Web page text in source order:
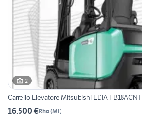
2
Carrello Elevatore Mitsubishi EDIA FB18ACNT
16.500 €Rho(MI)